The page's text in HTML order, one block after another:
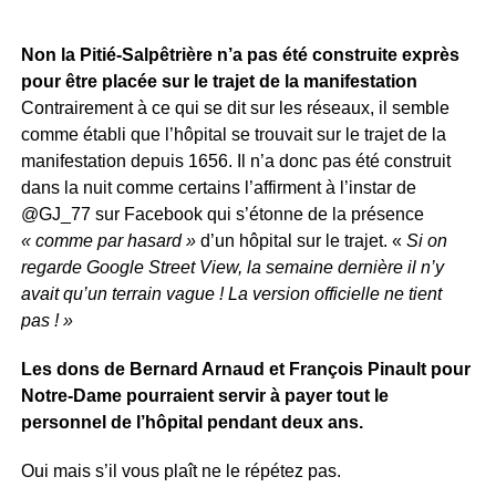
Non la Pitié-Salpêtrière n’a pas été construite exprès
pour être placée sur le trajet de la manifestation
Contrairement à ce qui se dit sur les réseaux, il semble
comme établi que l’hôpital se trouvait sur le trajet de la
manifestation depuis 1656. Il n’a donc pas été construit
dans la nuit comme certains l’affirment à l’instar de
@GJ_77 sur Facebook qui s’étonne de la présence
« comme par hasard »d’un hôpital sur le trajet. «Si on
regarde Google Street View, la semaine dernière il n’y
avait qu’un terrain vague ! La version officielle ne tient
pas ! »
Les dons de Bernard Arnaud et François Pinault pour
Notre-Dame pourraient servir à payer tout le
personnel de l’hôpital pendant deux ans.
Oui mais s’il vous plaît ne le répétez pas.